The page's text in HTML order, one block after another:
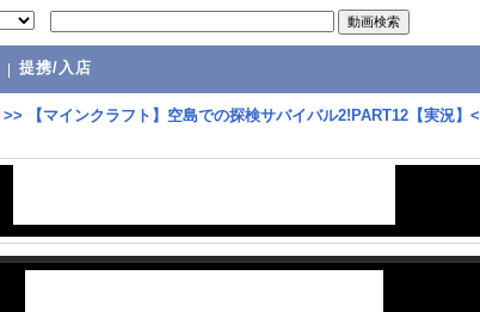
提携/入店
>>
【マインクラフト】空島での探検サバイバル2!PART12【実況】<